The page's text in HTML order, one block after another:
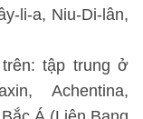
li-a, Niu-Di-lân,
tập trung ở
Achentina,